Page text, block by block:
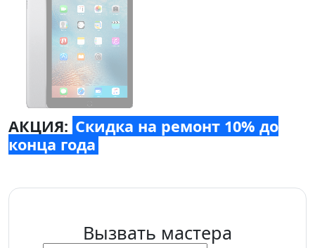
АКЦИЯ: Скидка на ремонт 10% до
конца года
Вызвать мастера